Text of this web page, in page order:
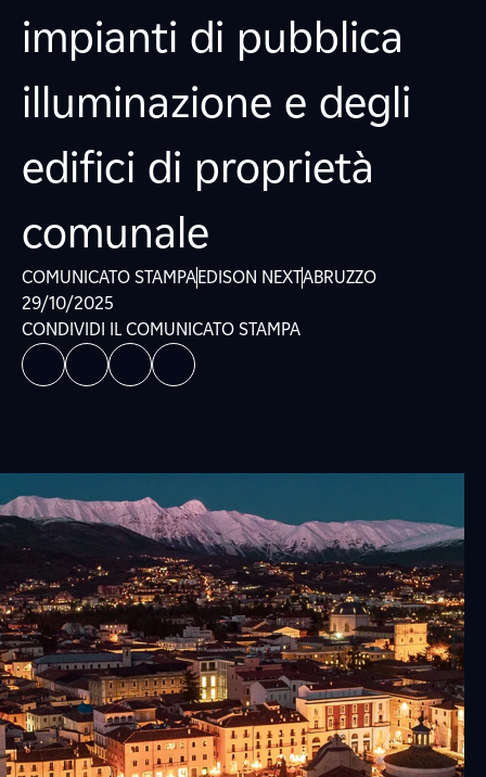
impianti di pubblica
illuminazione e degli
edifici di proprietà
comunale
COMUNICATO STAMPAEDISON NEXTABRUZZO
29/10/2025
CONDIVIDI IL COMUNICATO STAMPA